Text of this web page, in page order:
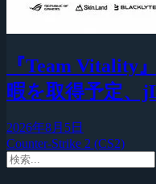
『Team Vitality
暇を取得予定、
2026年8月5日
Counter-Strike 2 (CS2)